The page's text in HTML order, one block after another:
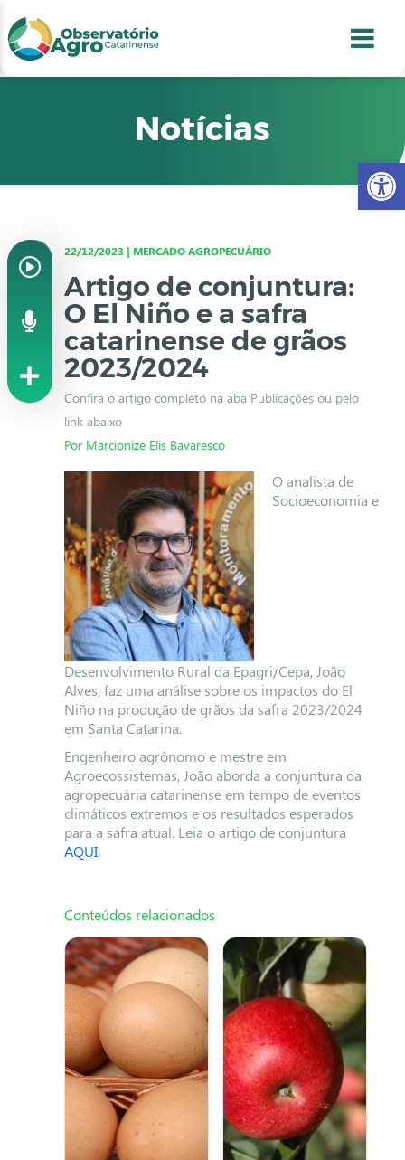
2
3
4
Notícias
22/12/2023 | MERCADO AGROPECUÁRIO
Artigo de conjuntura:
O El Niño e a safra
catarinense de grãos
2023/2024
Confira o artigo completo na aba Publicações ou pelo
link abaixo
Por Marcionize Elis Bavaresco
O analista de
Socioeconomia e
Desenvolvimento Rural da Epagri/Cepa, João
Alves, faz uma análise sobre os impactos do El
Niño na produção de grãos da safra 2023/2024
em Santa Catarina.
Engenheiro agrônomo e mestre em
Agroecossistemas, João aborda a conjuntura da
agropecuária catarinense em tempo de eventos
climáticos extremos e os resultados esperados
para a safra atual. Leia o artigo de conjuntura
AQUI.
Conteúdos relacionados